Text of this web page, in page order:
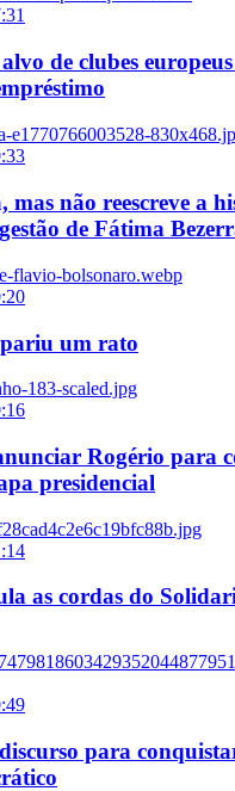
de clubes
mas não reescreve a
de Fátima
um rato
Rogério para
presidencial
as cordas do
para